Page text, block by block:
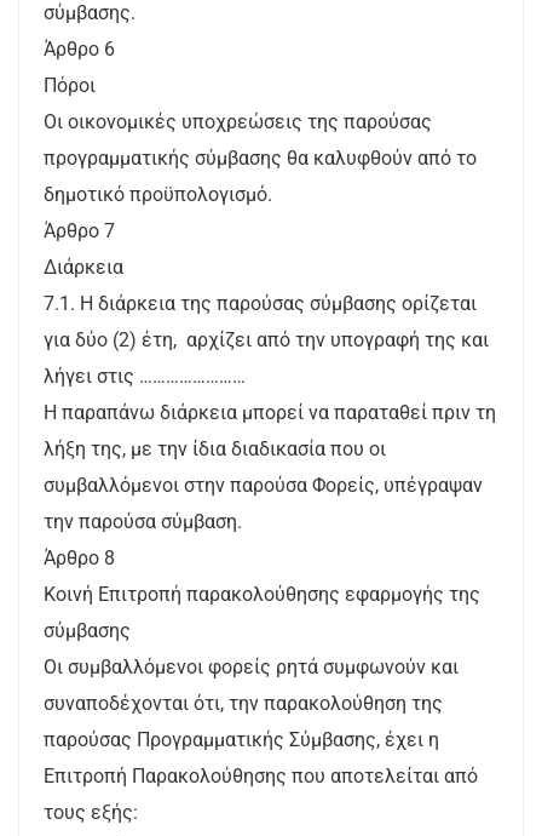
σύμβασης.
Άρθρο 6
Πόροι
Οι οικονομικές υποχρεώσεις της παρούσας
προγραμματικής σύμβασης θα καλυφθούν από το
δημοτικό προϋπολογισμό.
Άρθρο 7
Διάρκεια
7.1. Η διάρκεια της παρούσας σύμβασης ορίζεται
για δύο (2) έτη, αρχίζει από την υπογραφή της και
λήγει στις ……………………
Η παραπάνω διάρκεια μπορεί να παραταθεί πριν τη
λήξη της, με την ίδια διαδικασία που οι
συμβαλλόμενοι στην παρούσα Φορείς, υπέγραψαν
την παρούσα σύμβαση.
Άρθρο 8
Κοινή Επιτροπή παρακολούθησης εφαρμογής της
σύμβασης
Οι συμβαλλόμενοι φορείς ρητά συμφωνούν και
συναποδέχονται ότι, την παρακολούθηση της
παρούσας Προγραμματικής Σύμβασης, έχει η
Επιτροπή Παρακολούθησης που αποτελείται από
τους εξής: